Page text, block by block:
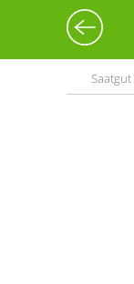
Saatgut